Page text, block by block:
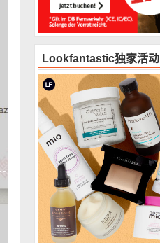
Lookfantastic独家活动